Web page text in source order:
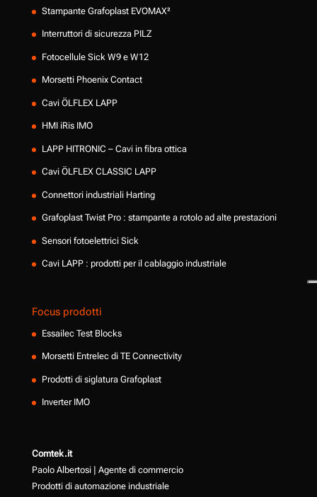
Stampante Grafoplast EVOMAX²
Interruttori di sicurezza PILZ
Fotocellule Sick W9 e W12
Morsetti Phoenix Contact
Cavi ÖLFLEX LAPP
HMI iRis IMO
LAPP HITRONIC – Cavi in fibra ottica
Cavi ÖLFLEX CLASSIC LAPP
Connettori industriali Harting
Grafoplast Twist Pro : stampante a rotolo ad alte prestazioni
Sensori fotoelettrici Sick
Cavi LAPP : prodotti per il cablaggio industriale
Focus prodotti
Essailec Test Blocks
Morsetti Entrelec di TE Connectivity
Prodotti di siglatura Grafoplast
Inverter IMO
Comtek.it
Paolo Albertosi | Agente di commercio
Prodotti di automazione industriale